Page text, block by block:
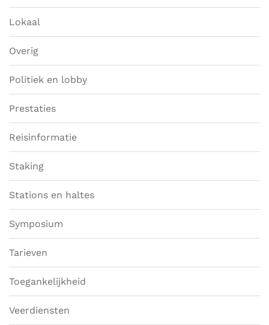
Lokaal
Overig
Politiek en lobby
Prestaties
Reisinformatie
Staking
Stations en haltes
Symposium
Tarieven
Toegankelijkheid
Veerdiensten